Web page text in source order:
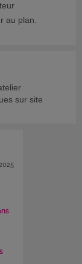
au plan.
sur site